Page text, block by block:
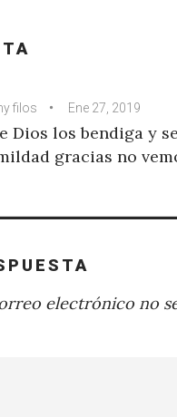
filos Ene 27, 2019
Dios los bendiga y
gracias no
electrónico no